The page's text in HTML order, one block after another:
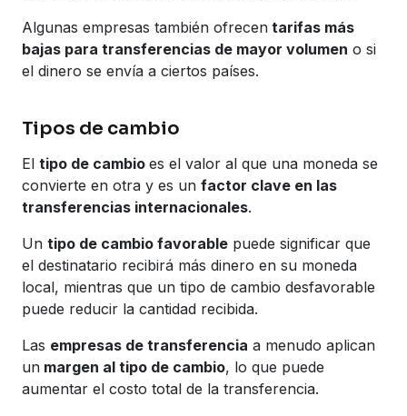
Algunas empresas también ofrecen tarifas más
bajas para transferencias de mayor volumen o si
el dinero se envía a ciertos países.
Tipos de cambio
El tipo de cambio es el valor al que una moneda se
convierte en otra y es un factor clave en las
transferencias internacionales.
Un tipo de cambio favorable puede significar que
el destinatario recibirá más dinero en su moneda
local, mientras que un tipo de cambio desfavorable
puede reducir la cantidad recibida.
Las empresas de transferencia a menudo aplican
un margen al tipo de cambio, lo que puede
aumentar el costo total de la transferencia.